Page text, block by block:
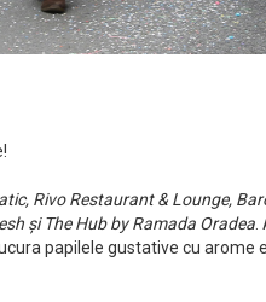
Rivo Restaurant & Lounge,
și The Hub by Ramada Oradea.
papilele gustative cu arome